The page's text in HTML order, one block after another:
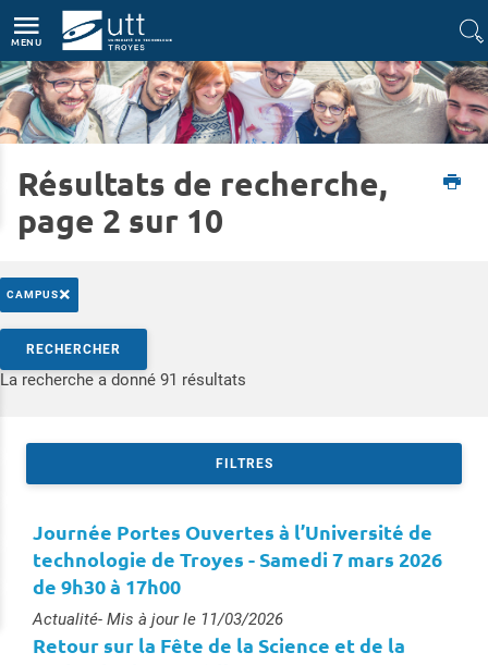
MENU
Accueil Formations Découvrir les études d'ingénieur
Résultats de recherche,
page 2 sur 10
CAMPUS×
Rechercher par mots-clés
RECHERCHER
La recherche a donné 91 résultats
FILTRES
Journée Portes Ouvertes à l’Université de
technologie de Troyes - Samedi 7 mars 2026
de 9h30 à 17h00
Type :
Actualité- Mis à jour le 11/03/2026
Retour sur la Fête de la Science et de la